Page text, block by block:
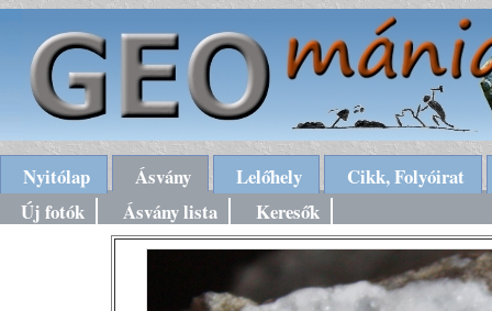
Nyitólap Ásvány Lelőhely
Cikk, Folyóirat
Új fotók
Ásvány lista Keresők